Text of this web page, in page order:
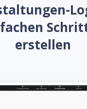
erstellen